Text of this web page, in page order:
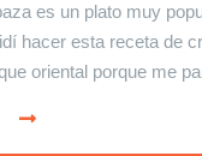
es un plato muy
hacer esta receta de
oriental porque me